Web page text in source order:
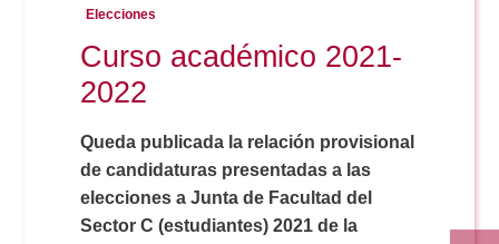
Comunicación Audiovisual
Doble Grado PER/CAV
Periodismo
Comunicación Audiovisual
Secretaría Virtual
#YoPractico
Elecciones
Curso académico 2021-
2022
Queda publicada la relación provisional
de candidaturas presentadas a las
elecciones a Junta de Facultad del
Sector C (estudiantes) 2021 de la